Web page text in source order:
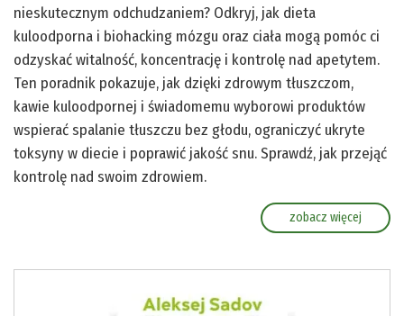
nieskutecznym odchudzaniem? Odkryj, jak dieta
kuloodporna i biohacking mózgu oraz ciała mogą pomóc ci
odzyskać witalność, koncentrację i kontrolę nad apetytem.
Ten poradnik pokazuje, jak dzięki zdrowym tłuszczom,
kawie kuloodpornej i świadomemu wyborowi produktów
wspierać spalanie tłuszczu bez głodu, ograniczyć ukryte
toksyny w diecie i poprawić jakość snu. Sprawdź, jak przejąć
kontrolę nad swoim zdrowiem.
zobacz więcej